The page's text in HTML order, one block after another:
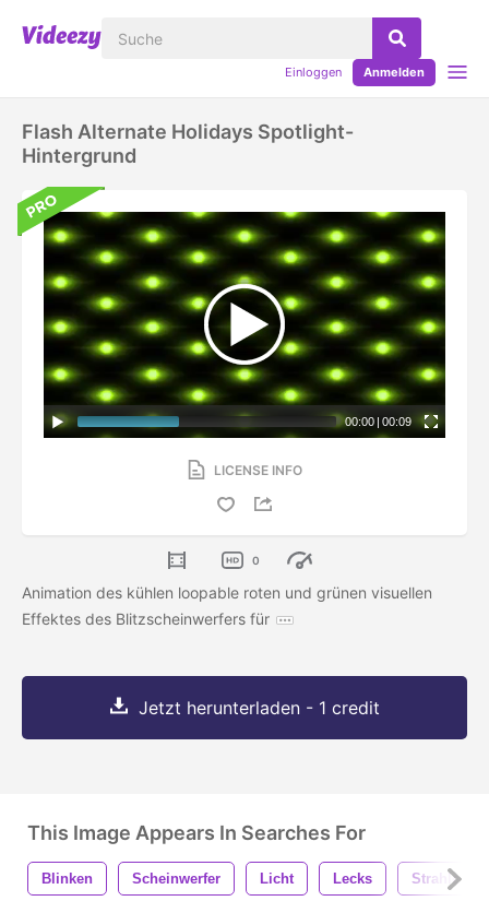
Einloggen Anmelden
Flash Alternate Holidays Spotlight-
Hintergrund
00:00 | 00:09
LICENSE INFO
0
Animation des kühlen loopable roten und grünen visuellen
Effektes des Blitzscheinwerfers für
Jetzt herunterladen - 1 credit
This Image Appears In Searches For
Blinken Scheinwerfer Licht Lecks Strahlen